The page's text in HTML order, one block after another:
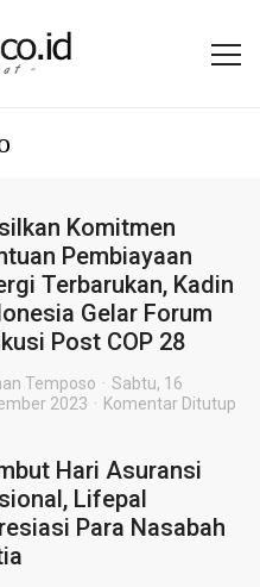
Komitmen
Pembiayaan
Terbarukan, Kadin
Gelar Forum
Post COP 28
Temposo
Sabtu, 16
2023
Komentar Ditutup
Hari Asuransi
Lifepal
Para Nasabah